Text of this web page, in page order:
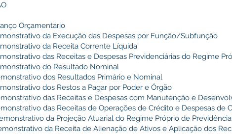
Orçamentário
da Execução das Despesas por Função/Subfunção
da Receita Corrente Líquida
das Receitas e Despesas Previdenciárias do Regime
do Resultado Nominal
dos Resultados Primário e Nominal
dos Restos a Pagar por Poder e Órgão
das Receitas e Despesas com Manutenção e
das Receitas de Operações de Crédito e Despesas de
da Projeção Atuarial do Regime Próprio de
da Receita de Alienação de Ativos e Aplicação dos